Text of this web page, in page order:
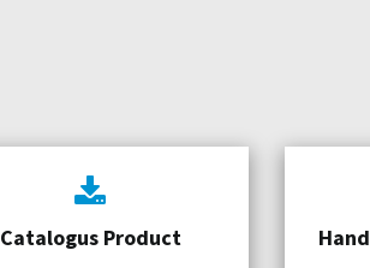
Catalogus Product